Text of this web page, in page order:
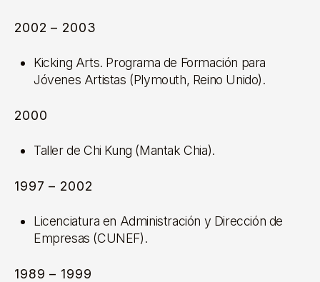
2002 – 2003
Kicking Arts. Programa de Formación para
Jóvenes Artistas (Plymouth, Reino Unido).
2000
Taller de Chi Kung (Mantak Chia).
1997 – 2002
Licenciatura en Administración y Dirección de
Empresas (CUNEF).
1989 – 1999